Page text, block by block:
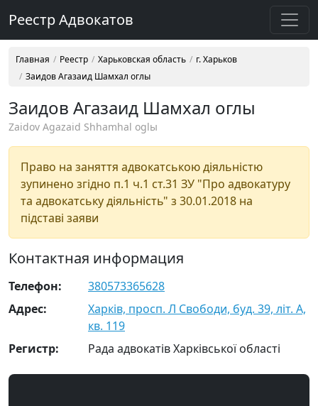
Реестр Адвокатов
Главная Реестр Харьковская область
г. Харьков
Заидов Агазаид Шамхал оглы
Заидов Агазаид Шамхал оглы
Zaidov Agazaid Shhamhal oglы
Право на заняття адвокатською діяльністю
зупинено згідно п.1 ч.1 ст.31 ЗУ "Про адвокатуру
та адвокатську діяльність" з 30.01.2018 на
підставі заяви
Контактная информация
Телефон:
380573365628
Адрес:
Харків, просп. Л Свободи, буд. 39, літ. А,
кв. 119
Регистр:
Рада адвокатів Харківської області